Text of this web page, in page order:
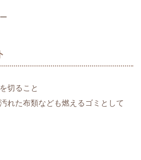
切ること
れた布類なども燃えるゴミとして